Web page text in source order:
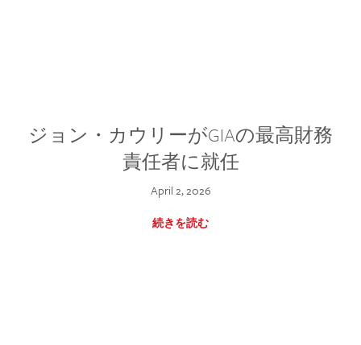
ジョン・カウリーがGIAの最高財務
責任者に就任
April 2, 2026
続きを読む